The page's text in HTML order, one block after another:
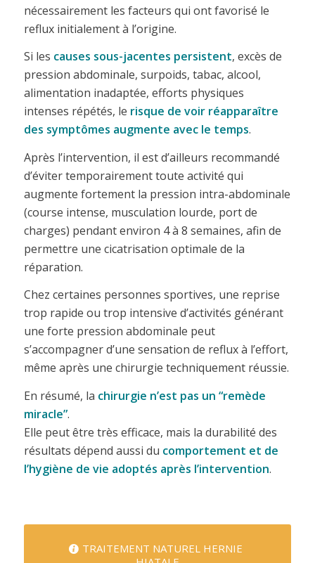
nécessairement les facteurs qui ont favorisé le
reflux initialement à l’origine.
Si les causes sous-jacentes persistent, excès de
pression abdominale, surpoids, tabac, alcool,
alimentation inadaptée, efforts physiques
intenses répétés, le risque de voir réapparaître
des symptômes augmente avec le temps.
Après l’intervention, il est d’ailleurs recommandé
d’éviter temporairement toute activité qui
augmente fortement la pression intra-abdominale
(course intense, musculation lourde, port de
charges) pendant environ 4 à 8 semaines, afin de
permettre une cicatrisation optimale de la
réparation.
Chez certaines personnes sportives, une reprise
trop rapide ou trop intensive d’activités générant
une forte pression abdominale peut
s’accompagner d’une sensation de reflux à l’effort,
même après une chirurgie techniquement réussie.
En résumé, la chirurgie n’est pas un “remède
miracle”.
Elle peut être très efficace, mais la durabilité des
résultats dépend aussi du comportement et de
l’hygiène de vie adoptés après l’intervention.
TRAITEMENT NATUREL HERNIE